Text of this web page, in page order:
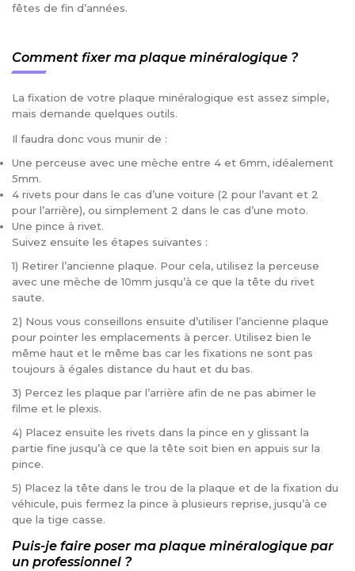
fêtes de fin d’années.
Comment fixer ma plaque minéralogique ?
La fixation de votre plaque minéralogique est assez simple,
mais demande quelques outils.
Il faudra donc vous munir de :
Une perceuse avec une mèche entre 4 et 6mm, idéalement
5mm.
4 rivets pour dans le cas d’une voiture (2 pour l’avant et 2
pour l’arrière), ou simplement 2 dans le cas d’une moto.
Une pince à rivet.
Suivez ensuite les étapes suivantes :
1) Retirer l’ancienne plaque. Pour cela, utilisez la perceuse
avec une mèche de 10mm jusqu’à ce que la tête du rivet
saute.
2) Nous vous conseillons ensuite d’utiliser l’ancienne plaque
pour pointer les emplacements à percer. Utilisez bien le
même haut et le même bas car les fixations ne sont pas
toujours à égales distance du haut et du bas.
3) Percez les plaque par l’arrière afin de ne pas abimer le
filme et le plexis.
4) Placez ensuite les rivets dans la pince en y glissant la
partie fine jusqu’à ce que la tête soit bien en appuis sur la
pince.
5) Placez la tête dans le trou de la plaque et de la fixation du
véhicule, puis fermez la pince à plusieurs reprise, jusqu’à ce
que la tige casse.
Puis-je faire poser ma plaque minéralogique par
un professionnel ?